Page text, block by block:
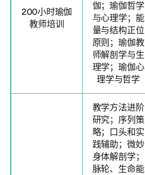
200小时瑜伽
教师培训
伽；瑜伽哲学
与心理学；能
量与结构正位
原则；瑜伽教
师解剖学与生
理学；瑜伽心
理学与哲学
教学方法进阶
研究；序列策
略；口头和实
践辅助；微妙
身体解剖学；
脉轮、生命能